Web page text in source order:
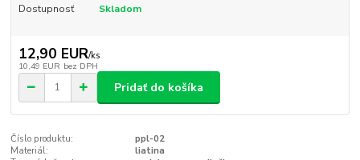
Dostupnosť Skladom
12,90 EUR/ks
10,49 EUR bez DPH
Pridať do košíka
Číslo produktu:
ppl-02
Materiál:
liatina